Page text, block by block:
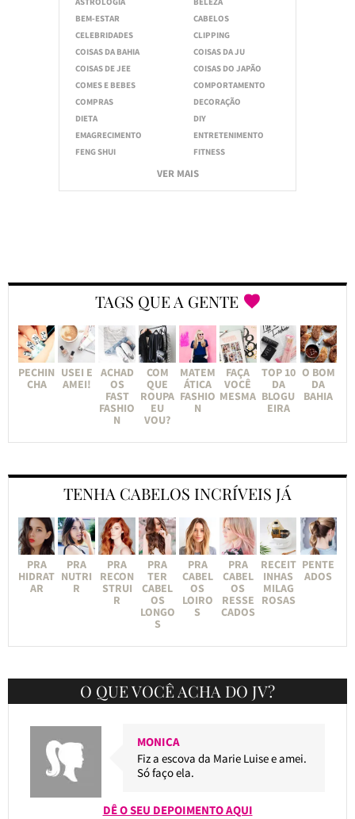
BEM-ESTAR
CABELOS
CELEBRIDADES
CLIPPING
COISAS DA BAHIA
COISAS DA JU
COISAS DE JEE
COISAS DO JAPÃO
COMES E BEBES
COMPORTAMENTO
COMPRAS
DECORAÇÃO
DIETA
DIY
EMAGRECIMENTO
ENTRETENIMENTO
FENG SHUI
FITNESS
VER MAIS
TAGS QUE A GENTE
PECHIN
CHA
USEI E
AMEI!
ACHAD
OS
FAST
FASHIO
N
COM
QUE
ROUPA
EU
VOU?
MATEM
ÁTICA
FASHIO
N
FAÇA
VOCÊ
MESMA
TOP 10
DA
BLOGU
EIRA
O BOM
DA
BAHIA
TENHA CABELOS INCRÍVEIS JÁ
PRA
HIDRAT
AR
PRA
NUTRI
R
PRA
RECON
STRUI
R
PRA
TER
CABEL
OS
LONGO
S
PRA
CABEL
OS
LOIRO
S
PRA
CABEL
OS
RESSE
CADOS
RECEIT
INHAS
MILAG
ROSAS
PENTE
ADOS
O QUE VOCÊ ACHA DO JV?
MONICA
Fiz a escova da Marie Luise e amei.
Só faço ela.
DÊ O SEU DEPOIMENTO AQUI